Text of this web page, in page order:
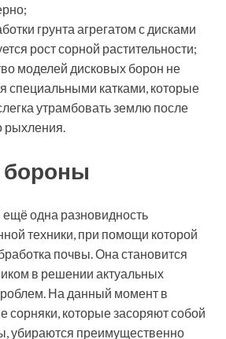
грунта агрегатом с дисками
рост сорной растительности;
моделей дисковых борон не
специальными катками, которые
утрамбовать землю после
рыхления.
бороны
ещё одна разновидность
техники, при помощи которой
почвы. Она становится
в решении актуальных
На данный момент в
сорняки, которые засоряют собой
убираются преимущественно